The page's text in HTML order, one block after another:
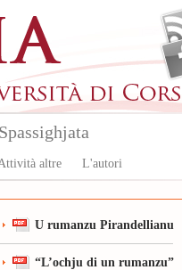
altre L'autori
Spassighjata
U rumanzu Pirandellianu
“L’ochju di un rumanzu”